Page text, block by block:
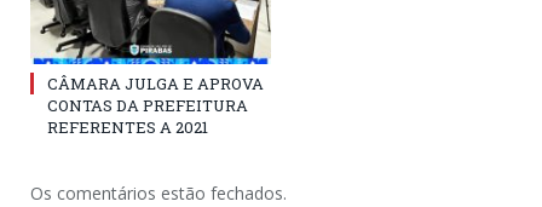
CÂMARA JULGA E APROVA
CONTAS DA PREFEITURA
REFERENTES A 2021
Os comentários estão fechados.